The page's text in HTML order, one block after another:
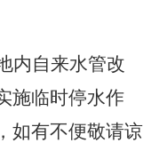
内自来水管改
施临时停水作
如有不便敬请谅